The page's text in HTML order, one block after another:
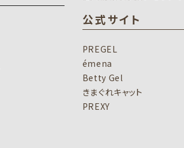
公式サイト
PREGEL
émena
Betty Gel
きまぐれキャット
PREXY